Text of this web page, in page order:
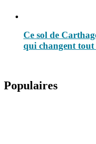
Ce sol de
qui changent
Populaires